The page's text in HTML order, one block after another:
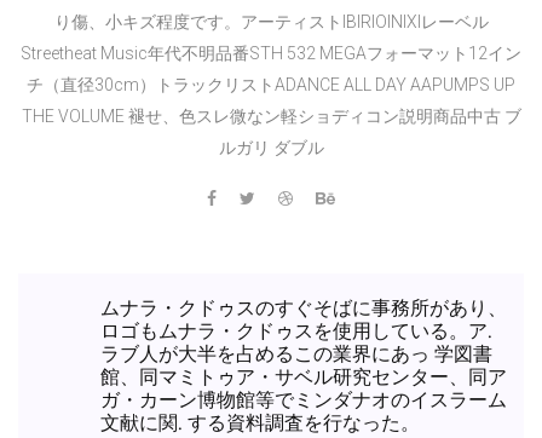
り傷、小キズ程度です。アーティストlBlRlOlNlXlレーベル
Streetheat Music年代不明品番STH 532 MEGAフォーマット12イン
チ（直径30cm）トラックリストADANCE ALL DAY AAPUMPS UP
THE VOLUME 褪せ、色スレ微なン軽ショディコン説明商品中古 ブ
ルガリ ダブル
ムナラ・クドゥスのすぐそばに事務所があり、
ロゴもムナラ・クドゥスを使用している。ア.
ラブ人が大半を占めるこの業界にあっ 学図書
館、同マミトゥア・サベル研究センター、同ア
ガ・カーン博物館等でミンダナオのイスラーム
文献に関. する資料調査を行なった。